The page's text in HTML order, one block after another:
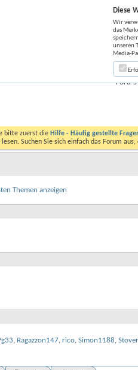
Ford-
bitte zuerst die Hilfe - Häufig gestellte
Suchen Sie sich einfach das Forum
Themen anzeigen
, Ragazzon147, rico, Simon1188, Stover
Diese
Wir
das
unseren
Media-